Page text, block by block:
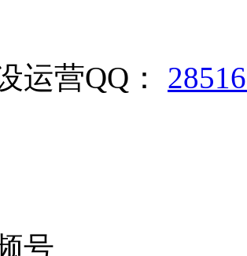
运营QQ：
号